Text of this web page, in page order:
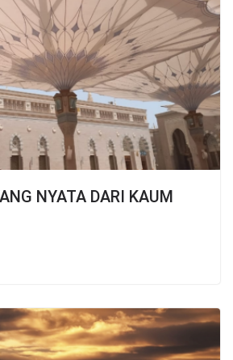
NYATA DARI KAUM